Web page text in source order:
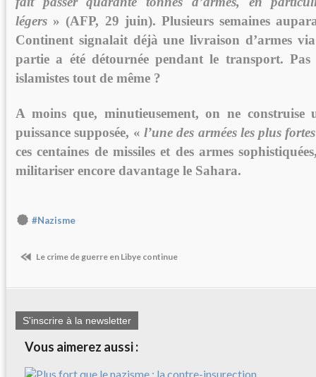
légers » (AFP, 29 juin). Plusieurs semaines
Continent signalait déjà une livraison d’armes
partie a été détournée pendant le transport. Pas
islamistes tout de même ?
A moins que, minutieusement, on ne
puissance supposée, « l’une des armées les plus
ces centaines de missiles et des armes
militariser encore davantage le Sahara.
#Nazisme
Le crime de guerre en Libye continue
S'inscrire à la newsletter
Vous aimerez aussi :